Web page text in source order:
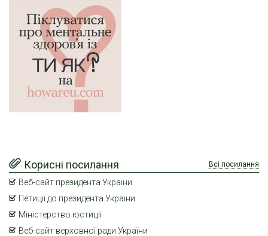
Корисні посилання Всі посилання
Веб-сайт президента України
Петиції до президента України
Міністерство юстиції
Веб-сайт верховної ради України